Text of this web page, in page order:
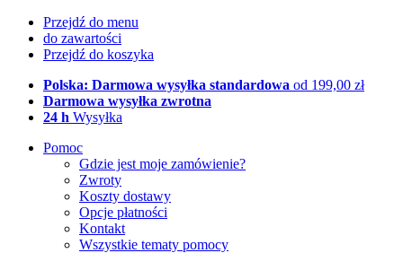
Przejdź do menu
do zawartości
Przejdź do koszyka
Polska: Darmowa wysyłka standardowa od 199,00 zł
Darmowa wysyłka zwrotna
24 h Wysyłka
Pomoc
Gdzie jest moje zamówienie?
Zwroty
Koszty dostawy
Opcje płatności
Kontakt
Wszystkie tematy pomocy